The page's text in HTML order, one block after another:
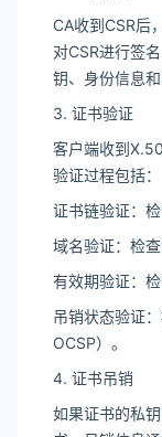
CA收到CSR后
对CSR进行签
钥、身份信息和
3. 证书验证
客户端收到
验证过程包括：
证书链验证：
域名验证：检
有效期验证：
吊销状态验证
OCSP）。
4. 证书吊销
如果证书的私